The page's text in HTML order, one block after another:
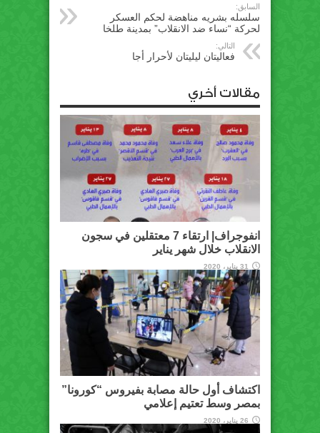
السابق:
سلسله بشريه مناهضة لحكم العسكر
لحركة “نساء ضد الانقلاب” بمدينة طلخا
التالي:
فعاليتان ليليتان لأحرار أجا
مقالات أخري
انفوجراف| ارتقاء 7 معتقلين في سجون
الانقلاب خلال شهر يناير
31 يناير، 2020
اكتشاف أول حالة مصابة بفيروس “كورونا”
بمصر وسط تعتيم إعلامي
26 يناير، 2020